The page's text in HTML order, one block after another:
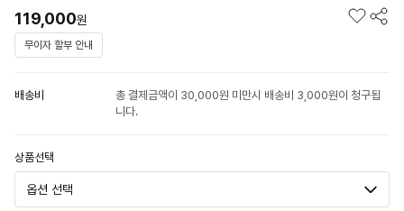
119,000원
무이자 할부 안내
배송비
총 결제금액이 30,000원 미만시 배송비 3,000원이 청구됩
니다.
상품선택